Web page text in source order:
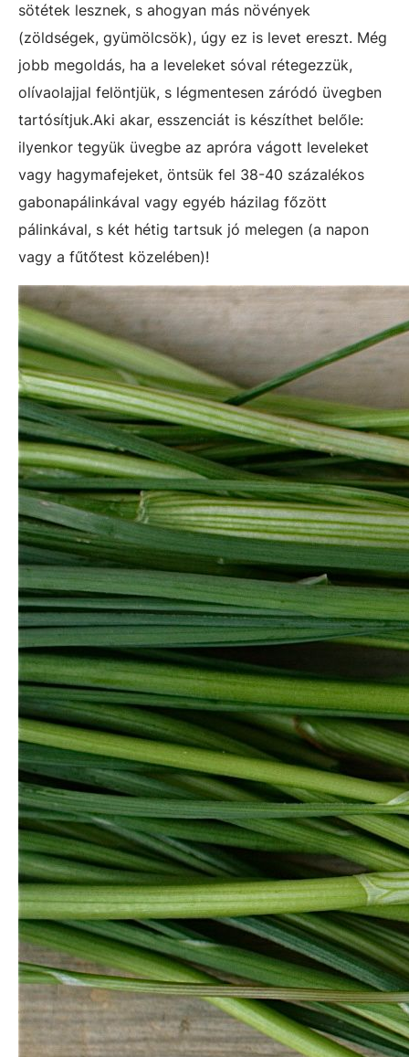
sötétek lesznek, s ahogyan más növények
(zöldségek, gyümölcsök), úgy ez is levet ereszt. Még
jobb megoldás, ha a leveleket sóval rétegezzük,
olívaolajjal felöntjük, s légmentesen záródó üvegben
tartósítjuk.Aki akar, esszenciát is készíthet belőle:
ilyenkor tegyük üvegbe az apróra vágott leveleket
vagy hagymafejeket, öntsük fel 38-40 százalékos
gabonapálinkával vagy egyéb házilag főzött
pálinkával, s két hétig tartsuk jó melegen (a napon
vagy a fűtőtest közelében)!